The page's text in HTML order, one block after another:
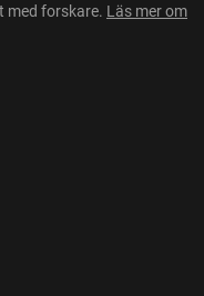
med forskare. Läs mer om